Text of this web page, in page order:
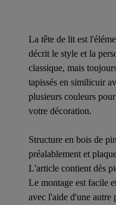
La tête de lit est
décrit le style et la
classique, mais
tapissés en similicuir
plusieurs couleurs
votre décoration.
Structure en bois de
préalablement et
L'article contient dès
Le montage est facile
avec l'aide d'une autre